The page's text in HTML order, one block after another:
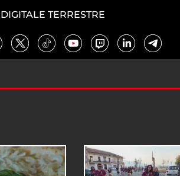
TERRESTRE